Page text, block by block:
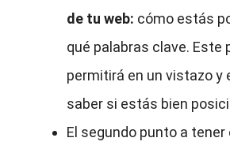
de tu web: cómo estás
qué palabras clave. Este
permitirá en un vistazo y
saber si estás bien
El segundo punto a